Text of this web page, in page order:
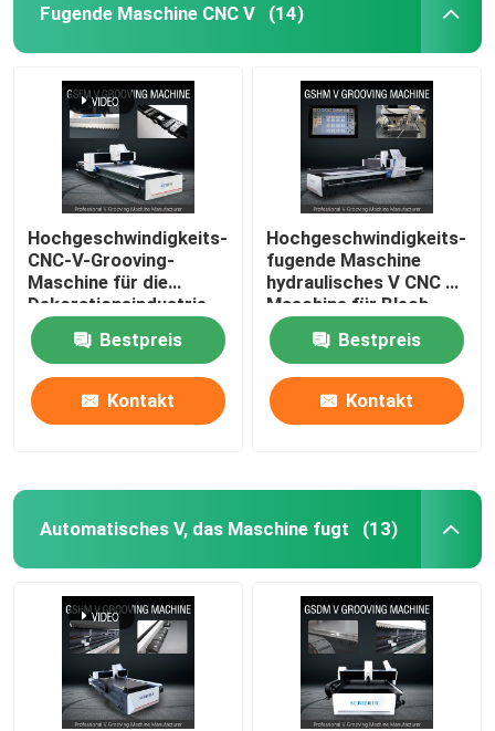
Fugende Maschine CNC V (14)
Hochgeschwindigkeits-
CNC-V-Grooving-
Maschine für die
Dekorationsindustrie
aus Edelstahl - Modell
1225
Bestpreis
Kontakt
Hochgeschwindigkeits-
fugende Maschine
hydraulisches V CNC V
Maschine für Blech
1225 fugend
Bestpreis
Kontakt
Automatisches V, das Maschine fugt (13)